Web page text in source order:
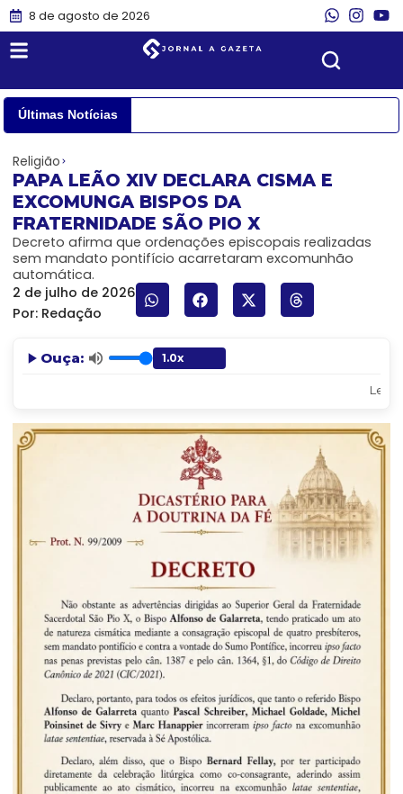
8 de agosto de 2026
Últimas Notícias
Religião
PAPA LEÃO XIV DECLARA CISMA E
EXCOMUNGA BISPOS DA
FRATERNIDADE SÃO PIO X
Decreto afirma que ordenações episcopais realizadas
sem mandato pontifício acarretaram excomunhão
automática.
2 de julho de 2026
Por: Redação
Ouça: